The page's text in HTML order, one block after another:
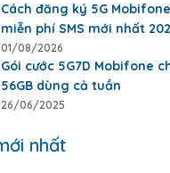
Cách đăng ký 5G
miễn phí SMS mới nhất
01/08/2026
Gói cước 5G7D Mobifone
56GB dùng cả tuần
26/06/2025
nhất